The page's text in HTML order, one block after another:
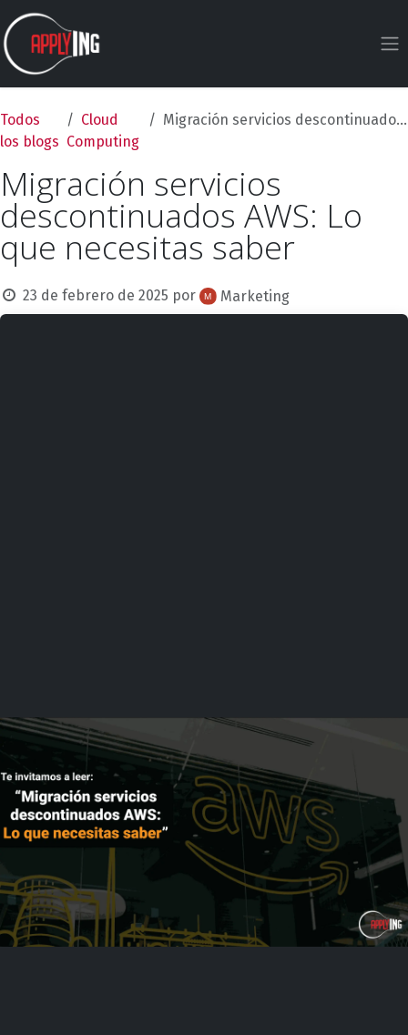
Ir al contenido
Todos
los blogs
Cloud
Computing
Migración servicios descontinuados AWS: Lo que necesitas saber
Migración servicios
descontinuados AWS: Lo
que necesitas saber
23 de febrero de 2025 por Marketing